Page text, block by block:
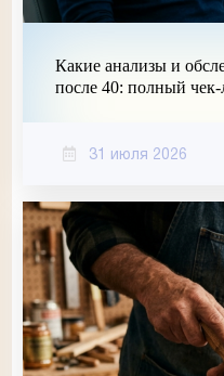
Какие анализы и
после 40: полный
31 июля 2026